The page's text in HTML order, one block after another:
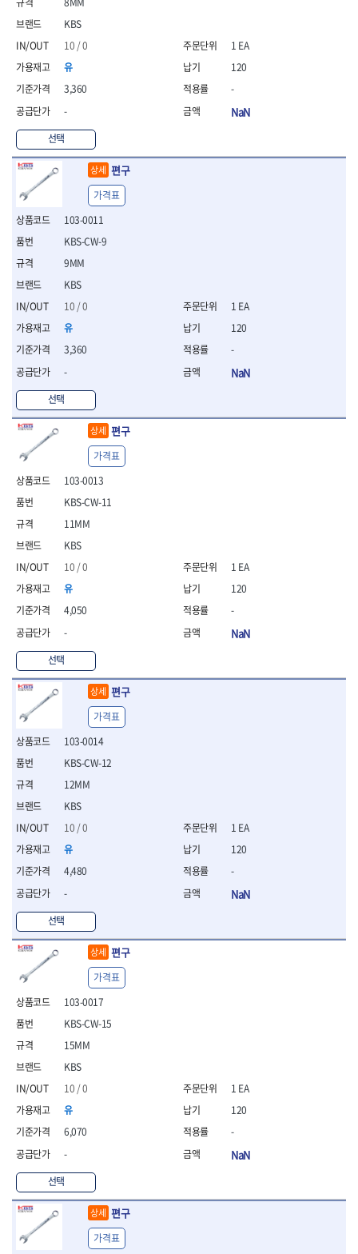
- 날교환드라이버세트
- 드라이버핸들
- 비트세트
- 비트홀다드라이버
- 비트홀다드라이버세트
- 드라이버블레이드
- 육각비트
- 검전드라이버
- 육각T렌치
- 전동비트홀다
- 드라이버비트세트
- 옵셋드라이버
- 스크래퍼드라이버
- 시계드라이버
- 기어렌치
- 육각복스드라이버
- 스크류드라이버
- 툴첵플러스
- 조절식렌치
- 볼트세터
- 너트드라이버
- 자화기
- 레이저팁 드라이버
- 라쳇렌치
- 임팩엑스트라롱소켓
- 파워렌치
- 조인트플러그소켓
- 옵셋렌치
- 파워렌치
- 소켓홀더
- 클라이밍비트
- 토크아답타
- 비트소켓세트
- 임팩별비트
- 임팩일자비트
- 임팩포지비트
- 임팩십자비트
- 십자비트
- 임팩별비트소켓
- 임팩XZN비트소켓
- 십자비트소켓
- XZN비트
- 임팩XZN비트
- 라쳇핸들세트
- 토크드라이버
- 포지비트소켓
- 임팩포지비트소켓
플라이어,몽키,스패너
- 뻰치
- 편구스패너
- 플라이어
- 니퍼
- 롱노우즈
- 그룹조인트플라이어
- 케이블커터
- 니퍼 외
- 바이스플라이어
- 공구함세트
- 콤비네이션렌치
- 양구스패너
- 라쳇콤비네이션렌치
- 라쳇옵셋렌치
- 콤비네이션렌치세트
- 플레어너트렌치
- 에어다이그라인더
- 에어앵글그라인더
- 에어리베터기
- 타이어압력게이지
- 에어폴리셔
- 운반대차
- 운반가방
- 습식그라인더
- 건식그라인더
- 연마지그
이젠
일레드
츠노다(TTC)
콰이어트존
타이거(TIGER)
플렉스-절단석
협성
황금손
KBS
10 / 0
유
3,360
-
선택
1 EA
120
-
NaN
상세 편구
103-0011
KBS
10 / 0
유
3,360
-
선택
KBS-CW-9
9MM
가격표
1 EA
120
-
NaN
상세 편구
103-0013
KBS
10 / 0
유
4,050
-
선택
KBS-CW-11
11MM
가격표
1 EA
120
-
NaN
상세 편구
103-0014
KBS
10 / 0
유
4,480
-
선택
KBS-CW-12
12MM
가격표
1 EA
120
-
NaN
상세 편구
103-0017
KBS
10 / 0
유
6,070
-
선택
KBS-CW-15
15MM
가격표
1 EA
120
-
NaN
상세 편구
가격표